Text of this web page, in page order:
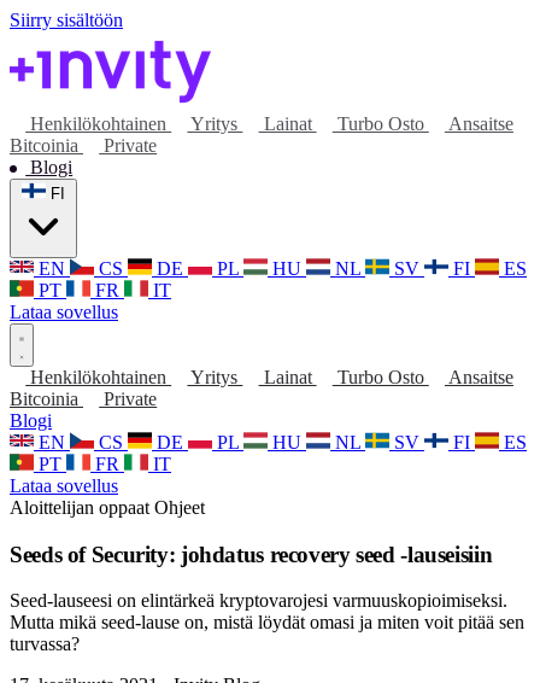
Siirry sisältöön
Henkilökohtainen Yritys Lainat Turbo Osto
Ansaitse
Bitcoinia
Private
Blogi
EN CS DE PL HU NL SV FI
ES
PT
FR
IT
Lataa sovellus
Henkilökohtainen Yritys Lainat Turbo Osto
Ansaitse
Bitcoinia
Private
Blogi
EN
CS DE PL HU NL SV FI
ES
PT
FR
IT
Lataa sovellus
Aloittelijan oppaat Ohjeet
Seeds of Security: johdatus recovery seed -lauseisiin
Seed-lauseesi on elintärkeä kryptovarojesi varmuuskopioimiseksi.
Mutta mikä seed-lause on, mistä löydät omasi ja miten voit pitää sen
turvassa?